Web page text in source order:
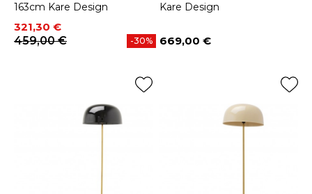
163cm Kare Design
Prix
321,30 €
Prix de base
459,00 €
-30%
Kare Design
Prix
669,00 €